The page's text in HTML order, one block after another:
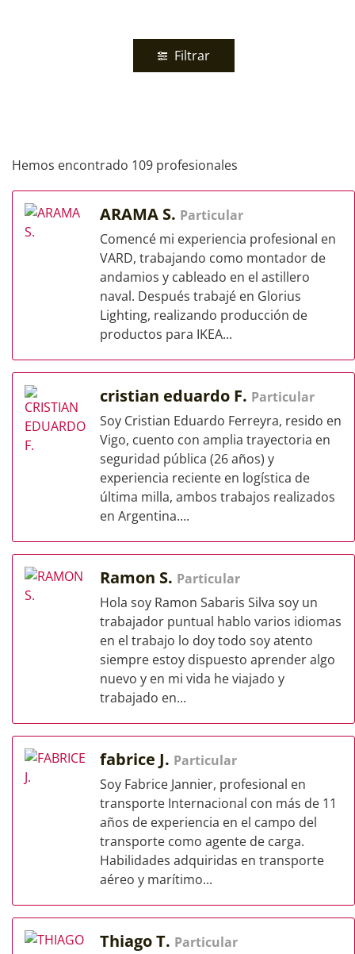
Filtrar
Hemos encontrado 109 profesionales
ARAMA S. Particular
Comencé mi experiencia profesional en
VARD, trabajando como montador de
andamios y cableado en el astillero
naval. Después trabajé en Glorius
Lighting, realizando producción de
productos para IKEA...
cristian eduardo F. Particular
Soy Cristian Eduardo Ferreyra, resido en
Vigo, cuento con amplia trayectoria en
seguridad pública (26 años) y
experiencia reciente en logística de
última milla, ambos trabajos realizados
en Argentina....
Ramon S. Particular
Hola soy Ramon Sabaris Silva soy un
trabajador puntual hablo varios idiomas
en el trabajo lo doy todo soy atento
siempre estoy dispuesto aprender algo
nuevo y en mi vida he viajado y
trabajado en...
fabrice J. Particular
Soy Fabrice Jannier, profesional en
transporte Internacional con más de 11
años de experiencia en el campo del
transporte como agente de carga.
Habilidades adquiridas en transporte
aéreo y marítimo...
Thiago T. Particular